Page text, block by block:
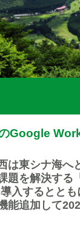
Google
は東シナ海へ
題を解決する
入するととも
能追加して